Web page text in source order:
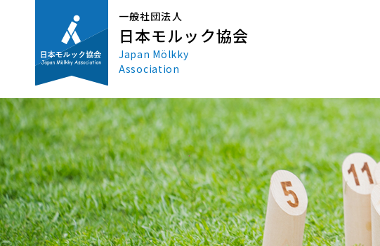
一般社団法人
日本モルック協会
Japan Mölkky
Association